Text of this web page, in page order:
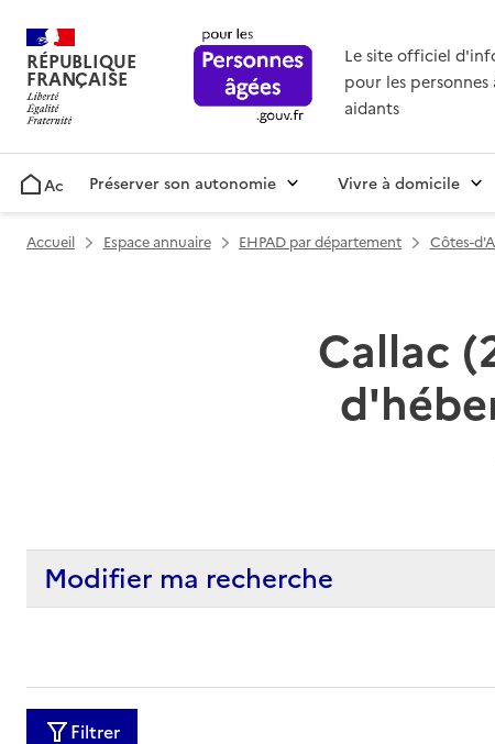
RÉPUBLIQUE
FRANÇAISE
Le site officiel
pour les personnes
aidants
AccueilPréserver son autonomie Vivre à domicile
Accueil Espace annuaire EHPAD par département Côtes-
Callac
Modifier ma recherche
Filtrer